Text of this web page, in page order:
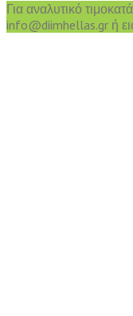
Για αναλυτικό
info@diimhellas.gr ή